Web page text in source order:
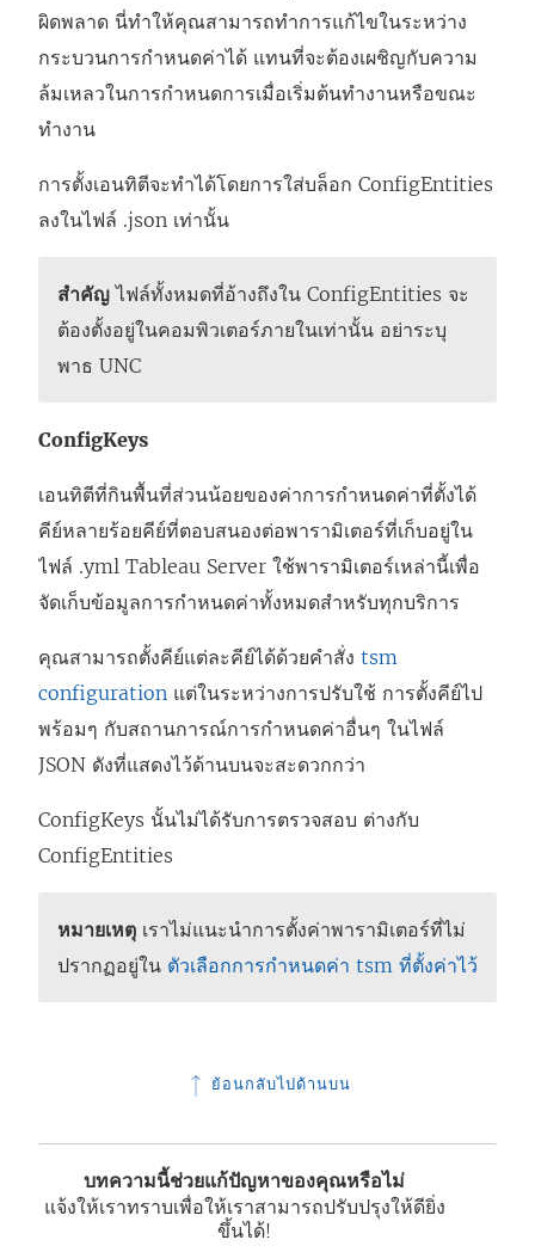
ผิดพลาด นี่ทำให้คุณสามารถทำการแก้ไขในระหว่าง
กระบวนการกำหนดค่าได้ แทนที่จะต้องเผชิญกับความ
ล้มเหลวในการกำหนดการเมื่อเริ่มต้นทำงานหรือขณะ
ทำงาน
การตั้งเอนทิตีจะทำได้โดยการใส่บล็อก ConfigEntities
ลงในไฟล์ .json เท่านั้น
สำคัญ ไฟล์ทั้งหมดที่อ้างถึงใน ConfigEntities จะ
ต้องตั้งอยู่ในคอมพิวเตอร์ภายในเท่านั้น อย่าระบุ
พาธ UNC
ConfigKeys
เอนทิตีที่กินพื้นที่ส่วนน้อยของค่าการกำหนดค่าที่ตั้งได้
คีย์หลายร้อยคีย์ที่ตอบสนองต่อพารามิเตอร์ที่เก็บอยู่ใน
ไฟล์ .yml Tableau Server ใช้พารามิเตอร์เหล่านี้เพื่อ
จัดเก็บข้อมูลการกำหนดค่าทั้งหมดสำหรับทุกบริการ
คุณสามารถตั้งคีย์แต่ละคีย์ได้ด้วยคำสั่ง tsm
configuration แต่ในระหว่างการปรับใช้ การตั้งคีย์ไป
พร้อมๆ กับสถานการณ์การกำหนดค่าอื่นๆ ในไฟล์
JSON ดังที่แสดงไว้ด้านบนจะสะดวกกว่า
ConfigKeys นั้นไม่ได้รับการตรวจสอบ ต่างกับ
ConfigEntities
หมายเหตุ เราไม่แนะนำการตั้งค่าพารามิเตอร์ที่ไม่
ปรากฏอยู่ใน ตัวเลือกการกำหนดค่า tsm ที่ตั้งค่าไว้
ย้อนกลับไปด้านบน
บทความนี้ช่วยแก้ปัญหาของคุณหรือไม่
แจ้งให้เราทราบเพื่อให้เราสามารถปรับปรุงให้ดียิ่ง
ขึ้นได้!